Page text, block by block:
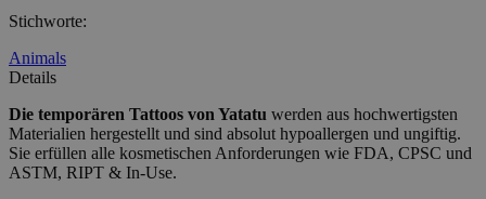
Stichworte:
Animals
Details
Die temporären Tattoos von Yatatu werden aus hochwertigsten
Materialien hergestellt und sind absolut hypoallergen und ungiftig.
Sie erfüllen alle kosmetischen Anforderungen wie FDA, CPSC und
ASTM, RIPT & In-Use.